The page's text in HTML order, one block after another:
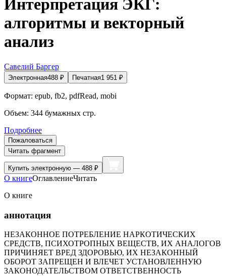
Интерпретация ЭКГ:
алгоритмы и векторный
анализ
Савелий Баргер
Электронная488 ₽ Печатная1 951 ₽
Формат: epub, fb2, pdfRead, mobi
Объем: 344 бумажных стр.
Подробнее
Пожаловаться
Читать фрагмент
Купить электронную — 488 ₽
О книгеОглавлениеЧитать
О книге
аннотация
НЕЗАКОННОЕ ПОТРЕБЛЕНИЕ НАРКОТИЧЕСКИХ
СРЕДСТВ, ПСИХОТРОПНЫХ ВЕЩЕСТВ, ИХ АНАЛОГОВ
ПРИЧИНЯЕТ ВРЕД ЗДОРОВЬЮ, ИХ НЕЗАКОННЫЙ
ОБОРОТ ЗАПРЕЩЕН И ВЛЕЧЕТ УСТАНОВЛЕННУЮ
ЗАКОНОДАТЕЛЬСТВОМ ОТВЕТСТВЕННОСТЬ